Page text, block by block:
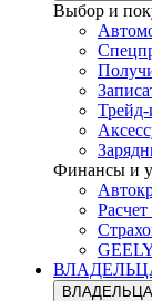
Выбор и
Финансы и